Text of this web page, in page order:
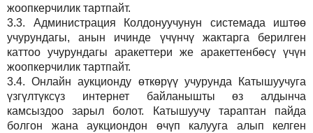
жоопкерчилик тартпайт.
3.3. Администрация Колдонуучунун системада иштөө
учурундагы, анын ичинде үчүнчү жактарга берилген
каттоо учурундагы аракеттери же аракеттенбөсү үчүн
жоопкерчилик тартпайт.
3.4.Онлайн аукционду өткөрүү учурунда Катышуучуга
үзгүлтүксүз интернет байланышты өз алдынча
камсыздоозарыл болот.
Катышуучу тараптан пайда
болгон жана аукциондон өчүп калууга алып келген